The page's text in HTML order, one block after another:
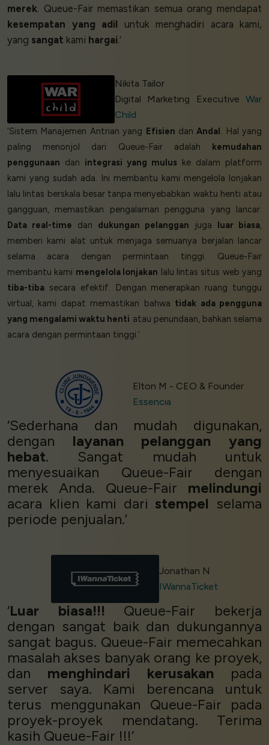
merek. Queue-Fair memastikan semua orang mendapat
kesempatan yang adil untuk menghadiri acara kami,
yang sangat kami hargai.’
Nikita Tailor
Digital Marketing Executive War
Child
‘Sistem Manajemen Antrian yang Efisien danAndal . Hal yang
paling menonjol dari Queue-Fair adalah
kemudahan
penggunaan dan integrasi yang mulus ke dalam platform
kami yang sudah ada. Ini membantu kami mengelola lonjakan
lalu lintas berskala besar tanpa menyebabkan waktu henti atau
gangguan, memastikan pengalaman pengguna yang lancar.
Data real-time dan dukungan pelanggan juga luar biasa,
memberi kami alat untuk menjaga semuanya berjalan lancar
selama acara dengan permintaan tinggi. Queue-Fair
membantu kami mengelola lonjakan lalu lintas situs web yang
tiba-tiba secara efektif. Dengan menerapkan ruang tunggu
virtual, kami dapat memastikan bahwa tidak ada pengguna
yang mengalami waktu henti atau penundaan, bahkan selama
acara dengan permintaan tinggi.’
Elton M - CEO & Founder
Essencia
‘Sederhana dan mudah digunakan,
dengan layanan pelanggan yang
hebat. Sangat mudah untuk
menyesuaikan Queue-Fair dengan
merek Anda. Queue-Fair melindungi
acara klien kami daristempel selama
periode penjualan.’
Jonathan N
IWannaTicket
‘Luar biasa!!! Queue-Fair bekerja
dengan sangat baik dan dukungannya
sangat bagus. Queue-Fair memecahkan
masalah akses banyak orang ke proyek,
dan menghindari kerusakan pada
server saya. Kami berencana untuk
terus menggunakan Queue-Fair pada
proyek-proyek mendatang. Terima
kasih Queue-Fair !!!’